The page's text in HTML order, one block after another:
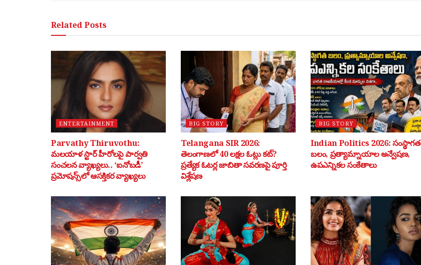
RelatedPosts
ENTERTAINMENT
Parvathy Thiruvothu:
మలయాళ స్టార్ హీరోలపై పార్వతి
సంచలన వ్యాఖ్యలు.. ‘ఐనోబడీ’
ప్రమోషన్స్‌లో ఆసక్తికర వ్యాఖ్యలు
BIG STORY
Telangana SIR 2026:
తెలంగాణలో 40 లక్షల ఓట్లు కట్?
ప్రత్యేక ఓటర్ల జాబితా సవరణపై పూర్తి
విశ్లేషణ
BIG STORY
Indian Politics 2026: సంస్థాగత
బలం, ప్రత్యామ్నాయాల అన్వేషణ,
ఉపఎన్నికల సంకేతాలు